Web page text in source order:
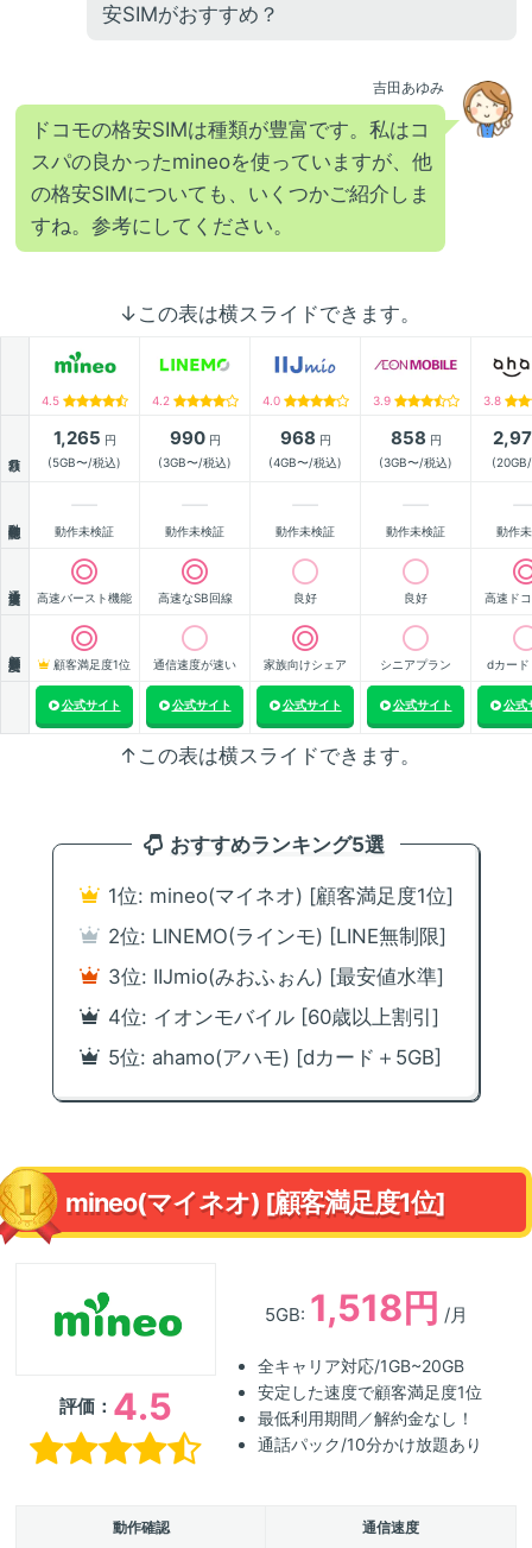
安SIMがおすすめ？
吉田あゆみ
ドコモの格安SIMは種類が豊富です。私はコ
スパの良かったmineoを使っていますが、他
の格安SIMについても、いくつかご紹介しま
すね。参考にしてください。
↓この表は横スライドできます。
4.5 4.2 4.0 3.9 3.8
1,265 円
(5GB〜/税込)
990円
(3GB〜/税込)
968 円
(4GB〜/税込)
858 円
(3GB〜/税込)
動作未検証 動作未検証 動作未検証 動作未検証 動作
高速バースト機能 高速なSB回線 良好 良好 高速ド
顧客満足度1位 通信速度が速い 家族向けシェア シニアプラン dカード
公式サイト 公式サイト 公式サイト 公式サイト 公式
↑この表は横スライドできます。
おすすめランキング5選
1位: mineo(マイネオ) [顧客満足度1位]
2位: LINEMO(ラインモ) [LINE無制限]
3位: IIJmio(みおふぉん) [最安値水準]
4位: イオンモバイル [60歳以上割引]
5位: ahamo(アハモ) [dカード＋5GB]
mineo(マイネオ) [顧客満足度1位]
評価： 4.5
5GB: 1,518円 /月
全キャリア対応/1GB~20GB
安定した速度で顧客満足度1位
最低利用期間／解約金なし！
通話パック/10分かけ放題あり
動作確認 通信速度